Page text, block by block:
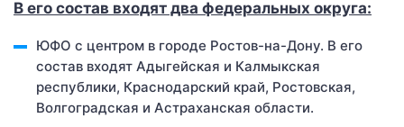
В его состав входят два федеральных округа:
ЮФО с центром в городе Ростов-на-Дону. В его
состав входят Адыгейская и Калмыкская
республики, Краснодарский край, Ростовская,
Волгоградская и Астраханская области.